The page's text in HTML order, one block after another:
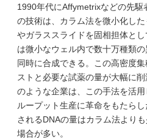
1990年代にAffymetrixなどの先駆
の技術は、カラム法を微小化し
やガラススライドを固相担体と
は微小なウェル内で数十万種類
同時に合成できる。この高密度
ストと必要な試薬の量が大幅に
のような企業は、この手法を活
ループット生産に革命をもたら
されるDNAの量はカラム法より
場合が多い。